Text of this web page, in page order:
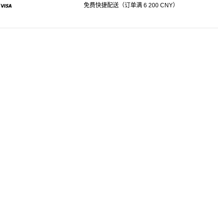
免费快捷配送（订单满 6 200 CNY）